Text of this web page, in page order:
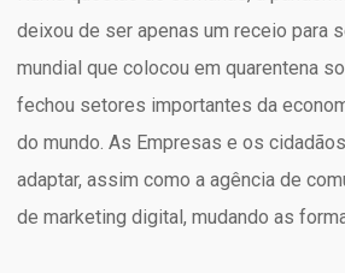
deixou de ser apenas um receio para
mundial que colocou em quarentena
fechou setores importantes da
do mundo. As Empresas e os
adaptar, assim como a agência de
de marketing digital, mudando as